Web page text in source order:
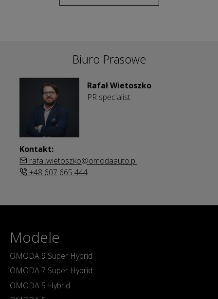
Biuro Prasowe
Rafał Wietoszko
PR specialist
Kontakt:
rafal.wietoszko@omodaauto.pl
+48 607 665 444
Modele
OMODA 9 Super Hybrid
OMODA 7 Super Hybrid
OMODA 5 Hybrid